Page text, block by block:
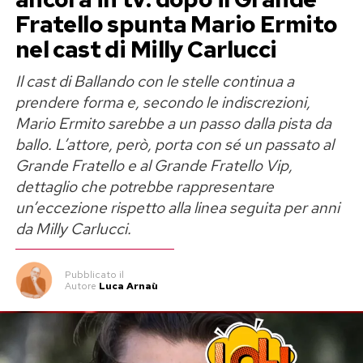
attraverso Sanremo Giovani e tre provenienti da
Area Sanremo.
Sei finalisti in prima serata su Rai 1
Prima della resa dei conti, i sei artisti avranno la
possibilità di farsi conoscere dal pubblico
attraverso una speciale promozione televisiva.
Ciascuno si esibirà durante una puntata di un
importante programma di prima serata su Rai 1.
Il nome della trasmissione non è stato ancora
comunicato, ma l’operazione garantirà ai
concorrenti una visibilità difficilmente
raggiungibile per chi si trova all’inizio della
carriera. Non saranno quindi soltanto la
Giulia Provvedi torna al Grande
Fratello Vip
Se l’indiscrezione dovesse trovare conferma,
Giulia Provvedi sarebbe il primo tassello del
cast della nuova stagione del
Vip, che debutterà a settembre su Canale 5 con
Ilary Blasialla conduzione.
La sua presenza rappresenterebbe uno dei
ritorni più curiosi di questa edizione. Dopo aver
Fratello spunta Mario Ermito
nel cast di Milly Carlucci
Il cast di Ballando con le stelle continua a
prendere forma e, secondo le indiscrezioni,
Mario Ermito sarebbe a un passo dalla pista da
ballo. L’attore, però, porta con sé un passato al
Grande Fratello e al Grande Fratello Vip,
dettaglio che potrebbe rappresentare
un’eccezione rispetto alla linea seguita per anni
da Milly Carlucci.
Pubblicato il
Autore Luca Arnaù